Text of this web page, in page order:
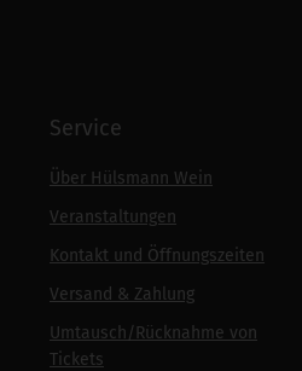
Service
Über Hülsmann Wein
Veranstaltungen
Kontakt und Öffnungszeiten
Versand & Zahlung
Umtausch/Rücknahme von
Tickets